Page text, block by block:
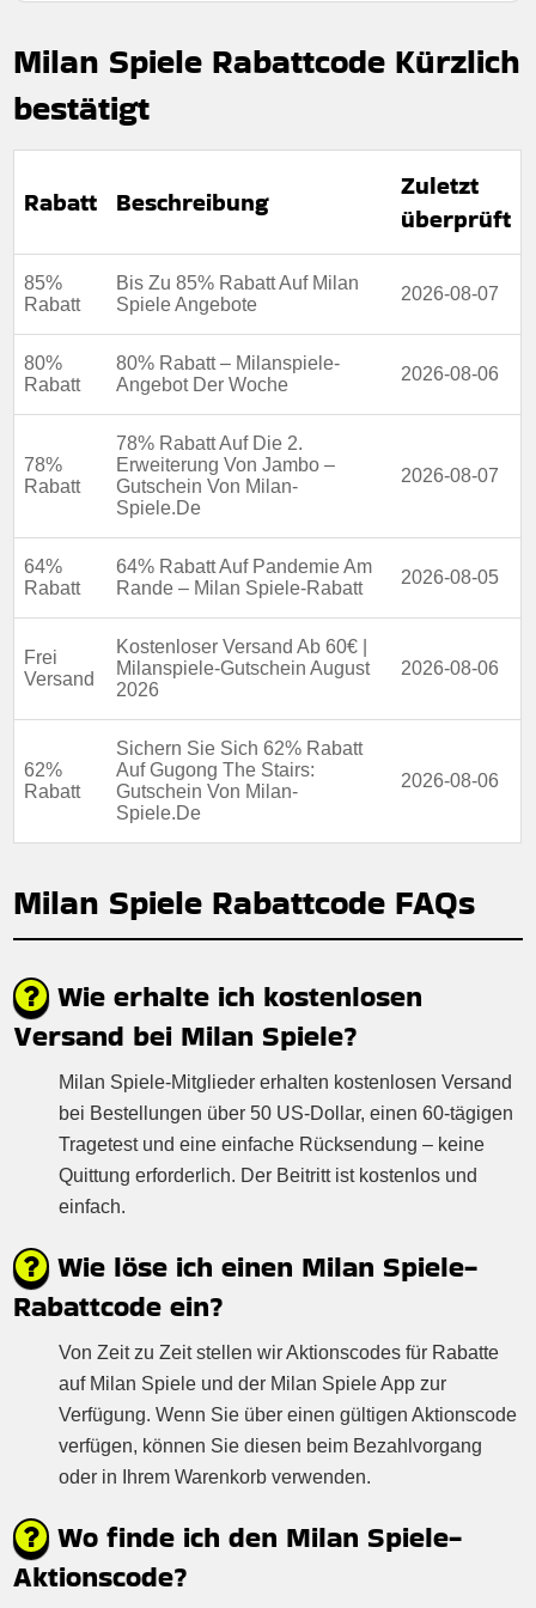
Mindestkaufbetrag:Keine mindestausgaben
Berechtigung:
Nicht mit anderen Aktionen kombinierbar
Weitere Informationen finden Sie in den
Milan Spiele Rabattcode Kürzlich
bestätigt
Rabatt Beschreibung
Zuletzt
überprüft
85%
Rabatt
Bis Zu 85% Rabatt Auf Milan
Spiele Angebote
2026-08-07
80%
Rabatt
80% Rabatt – Milanspiele-
Angebot Der Woche
2026-08-06
78%
Rabatt
78% Rabatt Auf Die 2.
Erweiterung Von Jambo –
Gutschein Von Milan-
Spiele.De
2026-08-07
64%
Rabatt
64% Rabatt Auf Pandemie Am
Rande – Milan Spiele-Rabatt
2026-08-05
Frei
Versand
Kostenloser Versand Ab 60€ |
Milanspiele-Gutschein August
2026
2026-08-06
62%
Rabatt
Sichern Sie Sich 62% Rabatt
Auf Gugong The Stairs:
Gutschein Von Milan-
Spiele.De
2026-08-06
Milan Spiele Rabattcode FAQs
Wie erhalte ich kostenlosen
Versand bei Milan Spiele?
Milan Spiele-Mitglieder erhalten kostenlosen Versand
bei Bestellungen über 50 US-Dollar, einen 60-tägigen
Tragetest und eine einfache Rücksendung – keine
Quittung erforderlich. Der Beitritt ist kostenlos und
einfach.
Wie löse ich einen Milan Spiele-
Rabattcode ein?
Von Zeit zu Zeit stellen wir Aktionscodes für Rabatte
auf Milan Spiele und der Milan Spiele App zur
Verfügung. Wenn Sie über einen gültigen Aktionscode
verfügen, können Sie diesen beim Bezahlvorgang
oder in Ihrem Warenkorb verwenden.
Wo finde ich den Milan Spiele-
Aktionscode?